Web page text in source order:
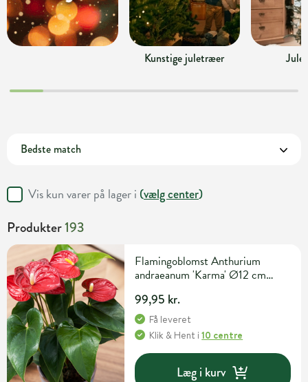
Kunstige juletræer
Vis kun varer på lager i (vælg center)
Produkter193
Flamingoblomst Anthurium
andraeanum 'Karma' Ø12 cm
99,95 kr.
Få leveret
Klik & Hent i10 centre
Læg i kurv